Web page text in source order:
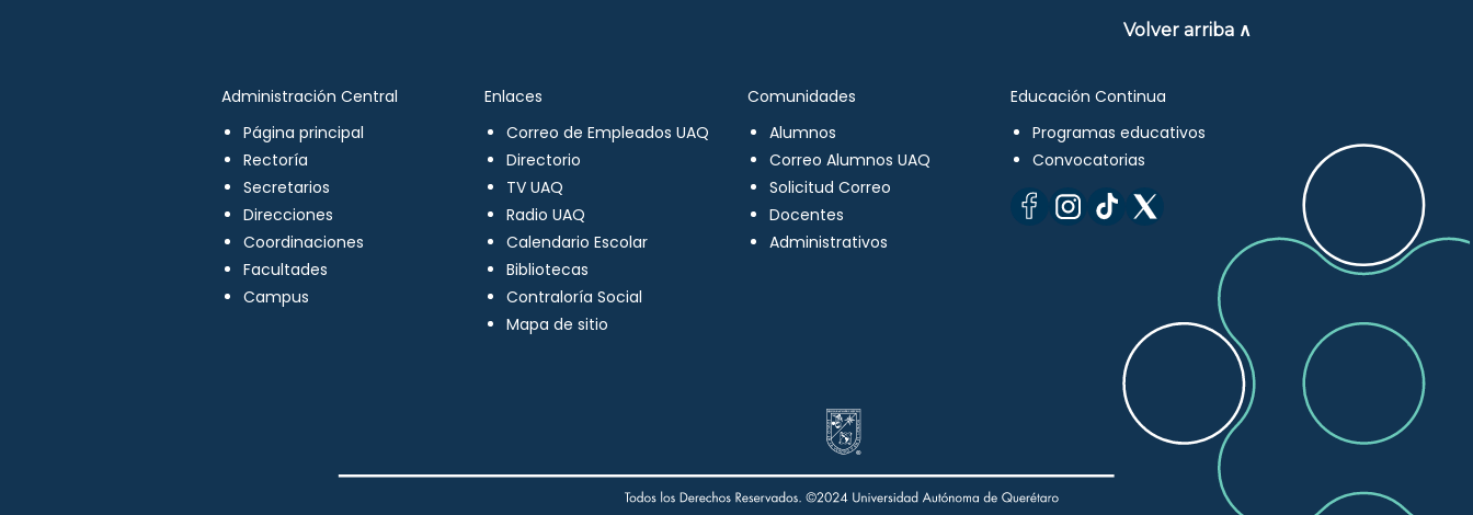
Volver arriba ∧
Administración Central
Página principal
Rectoría
Secretarios
Direcciones
Coordinaciones
Facultades
Campus
Enlaces
Correo de Empleados UAQ
Directorio
TV UAQ
Radio UAQ
Calendario Escolar
Bibliotecas
Contraloría Social
Mapa de sitio
Comunidades
Alumnos
Correo Alumnos UAQ
Solicitud Correo
Docentes
Administrativos
Educación Continua
Programas educativos
Convocatorias